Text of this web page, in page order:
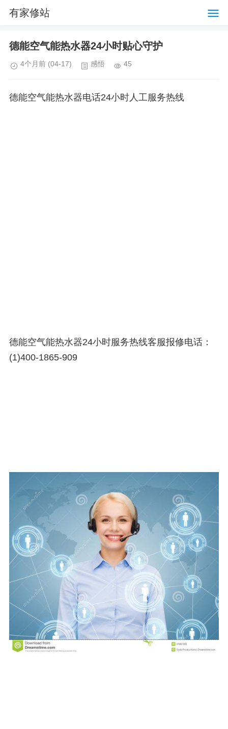
有家修站
德能空气能热水器24小时贴心守护
4个月前 (04-17) 感悟 45
德能空气能热水器电话24小时人工服务热线
德能空气能热水器24小时服务热线客服报修电话：
(1)400-1865-909